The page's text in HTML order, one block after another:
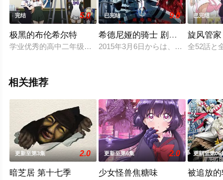
完结 5.0
极黑的布伦希尔特
学业优秀的高中二年级学生村上良太（逢坂良太 配音）是天文
已完结 9.0
希德尼娅的骑士 剧场版
2015年3月6日からは、全国の劇場
已完结
旋风管
全52話と
相关推荐
更新至第3集 2.0
暗芝居 第十七季
更新至第6集 2.0
少女怪兽焦糖味
更新至第06
被追放